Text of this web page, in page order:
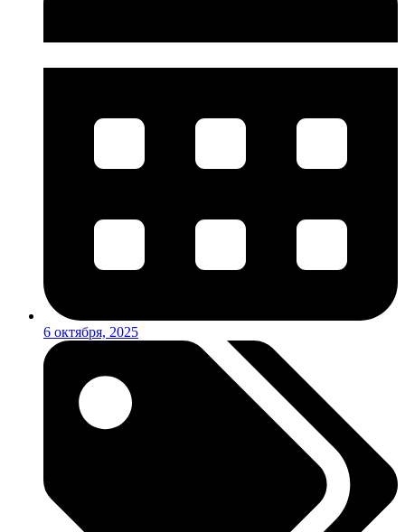
6 октября, 2025